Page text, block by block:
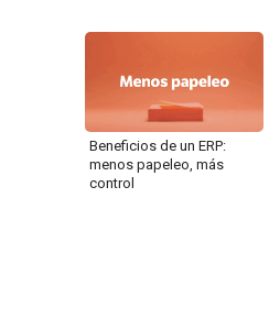
Beneficios de un ERP:
menos papeleo, más
control